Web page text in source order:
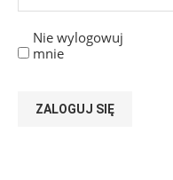
Nie wylogowuj
mnie
ZALOGUJ SIĘ